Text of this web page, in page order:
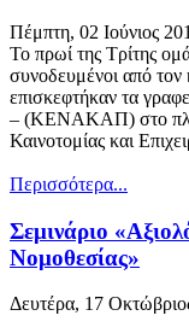
Πέμπτη, 02 Ιούνιος
Το πρωί της Τρίτης
συνοδευμένοι από
επισκεφτήκαν τα
– (ΚΕΝΑΚΑΠ) στο
Καινοτομίας και
Περισσότερα...
Σεμινάριο
Νομοθεσίας»
Δευτέρα, 17